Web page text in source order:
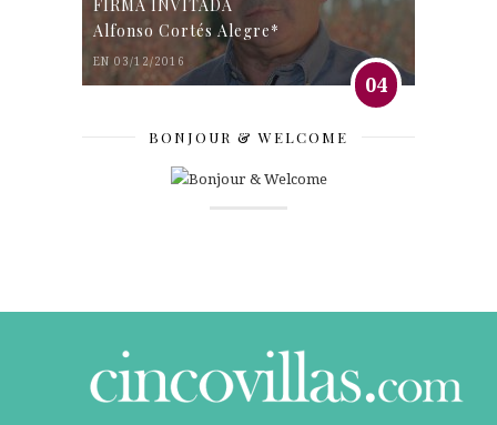
FIRMA INVITADA
Alfonso Cortés Alegre*
EN 03/12/2016
04
BONJOUR & WELCOME